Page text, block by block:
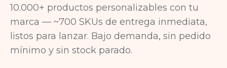
10.000+ productos personalizables con tu
marca — ~700 SKUs de entrega inmediata,
listos para lanzar. Bajo demanda, sin pedido
mínimo y sin stock parado.